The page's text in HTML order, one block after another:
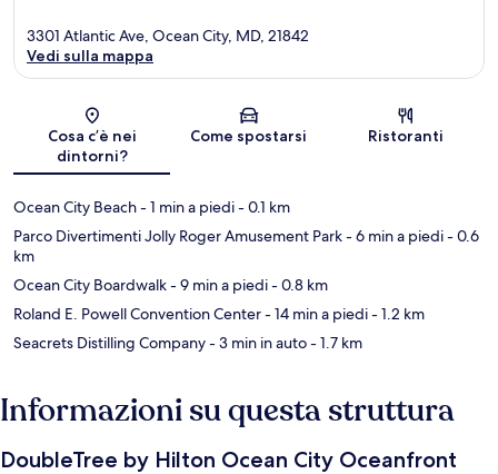
Mappa
3301 Atlantic Ave, Ocean City, MD, 21842
Vedi sulla mappa
Cosa c’è nei
dintorni?
Come spostarsi Ristoranti
Ocean City Beach- 1 min a piedi- 0.1 km
Parco Divertimenti Jolly Roger Amusement Park- 6 min a piedi- 0.6
km
Ocean City Boardwalk- 9 min a piedi- 0.8 km
Roland E. Powell Convention Center- 14 min a piedi- 1.2 km
Seacrets Distilling Company- 3 min in auto- 1.7 km
Informazioni su questa struttura
DoubleTree by Hilton Ocean City Oceanfront